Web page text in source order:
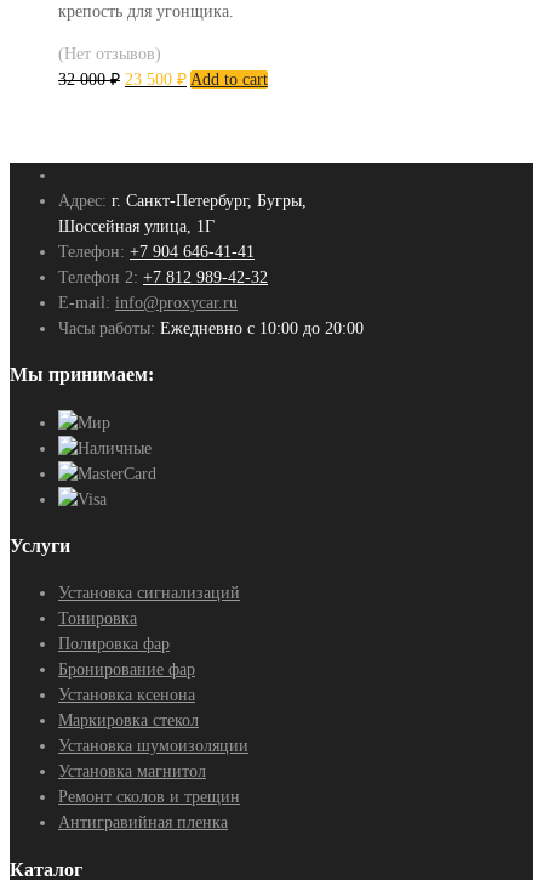
крепость для угонщика.
(Нет отзывов)
32 000₽ 23 500 ₽ Add to cart
Адрес: г. Санкт-Петербург, Бугры,
Шоссейная улица, 1Г
Телефон: +7 904 646-41-41
Телефон 2: +7 812 989-42-32
E-mail: info@proxycar.ru
Часы работы: Ежедневно с 10:00 до 20:00
Мы принимаем:
Услуги
Установка сигнализаций
Тонировка
Полировка фар
Бронирование фар
Установка ксенона
Маркировка стекол
Установка шумоизоляции
Установка магнитол
Ремонт сколов и трещин
Антигравийная пленка
Каталог